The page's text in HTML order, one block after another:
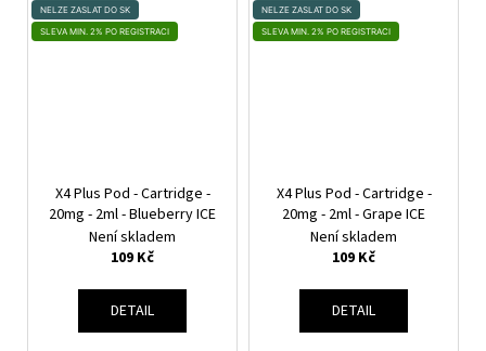
NELZE ZASLAT DO SK
SLEVA MIN. 2% PO REGISTRACI
X4 Plus Pod - Cartridge -
20mg - 2ml - Blueberry ICE
Není skladem
109 Kč
DETAIL
NELZE ZASLAT DO SK
SLEVA MIN. 2% PO REGISTRACI
X4 Plus Pod - Cartridge -
20mg - 2ml - Grape ICE
Není skladem
109 Kč
DETAIL